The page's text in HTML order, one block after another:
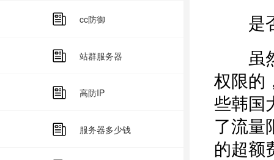
cc防御
站群服务器
高防IP
服务器多少钱
是否
虽然
权限的
些韩国
了流量
的超额